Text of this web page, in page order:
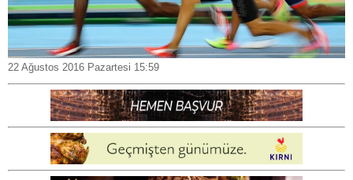
22 Ağustos 2016 Pazartesi 15:59